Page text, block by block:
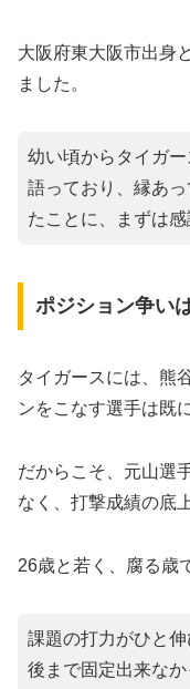
大阪府東大阪市出身
ました。
幼い頃からタイガ
語っており、縁あ
たことに、まずは感
ポジション争い
タイガースには、熊
ンをこなす選手は既
だからこそ、元山選
なく、打撃成績の底
26歳と若く、腐る歳
課題の打力がひと
後まで固定出来な